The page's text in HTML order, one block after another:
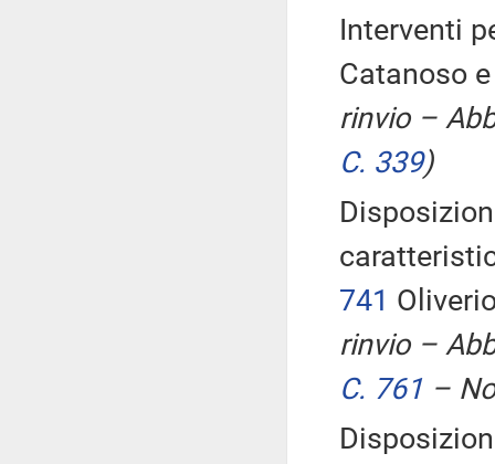
Interventi
Catanoso
rinvio –
C. 339)
741
rinvio –
C. 761 –